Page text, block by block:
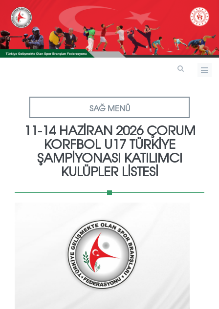
SAĞ MENÜ
11-14 HAZİRAN 2026 ÇORUM
KORFBOL U17 TÜRKİYE
ŞAMPİYONASI KATILIMCI
KULÜPLER LİSTESİ